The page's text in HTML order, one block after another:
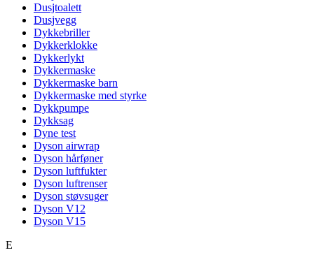
Dusjtoalett
Dusjvegg
Dykkebriller
Dykkerklokke
Dykkerlykt
Dykkermaske
Dykkermaske barn
Dykkermaske med styrke
Dykkpumpe
Dykksag
Dyne test
Dyson airwrap
Dyson hårføner
Dyson luftfukter
Dyson luftrenser
Dyson støvsuger
Dyson V12
Dyson V15
E